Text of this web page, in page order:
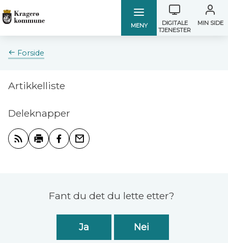
Kragerø
kommune
Kragerø
kommune
DIGITALE
TJENESTER
MIN SIDE
MENY
Du
er
Forside
Artikkelliste
Deleknapper
Fant du det du lette etter?
Ja Nei